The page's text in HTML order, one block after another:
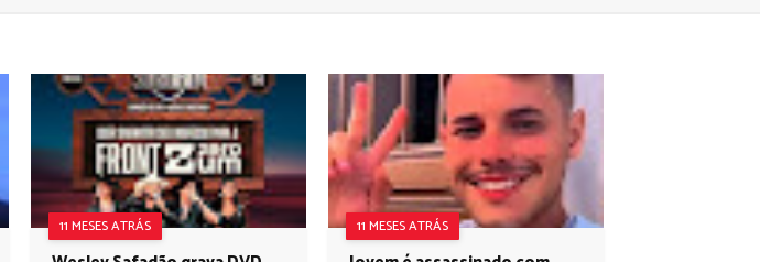
11 MESES ATRÁS 11 MESES ATRÁS